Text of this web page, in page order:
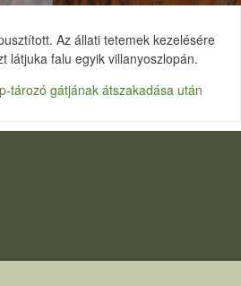
Az állati tetemek kezelésére
látjuka falu egyik villanyoszlopán.
tározó gátjának átszakadása után